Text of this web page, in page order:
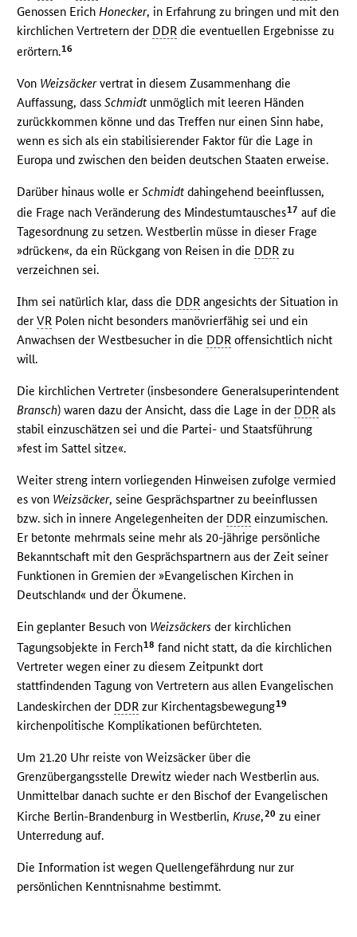
Genossen ErichHonecker, in Erfahrung zu bringen und mit den
kirchlichen Vertretern der DDR die eventuellen Ergebnisse zu
erörtern.16
Von Weizsäckervertrat in diesem Zusammenhang die
Auffassung, dassSchmidt unmöglich mit leeren Händen
zurückkommen könne und das Treffen nur einen Sinn habe,
wenn es sich als ein stabilisierender Faktor für die Lage in
Europa und zwischen den beiden deutschen Staaten erweise.
Darüber hinaus wolle erSchmidt dahingehend beeinflussen,
die Frage nach Veränderung des Mindestumtausches17 auf die
Tagesordnung zu setzen. Westberlin müsse in dieser Frage
»drücken«, da ein Rückgang von Reisen in die DDR zu
verzeichnen sei.
Ihm sei natürlich klar, dass die DDR angesichts der Situation in
derVR Polen nicht besonders manövrierfähig sei und ein
Anwachsen der Westbesucher in die DDR offensichtlich nicht
will.
Die kirchlichen Vertreter (insbesondere Generalsuperintendent
Bransch) waren dazu der Ansicht, dass die Lage in der DDR als
stabil einzuschätzen sei und die Partei- und Staatsführung
»fest im Sattel sitze«.
Weiter streng intern vorliegenden Hinweisen zufolge vermied
es von Weizsäcker, seine Gesprächspartner zu beeinflussen
bzw. sich in innere Angelegenheiten der DDR einzumischen.
Er betonte mehrmals seine mehr als 20-jährige persönliche
Bekanntschaft mit den Gesprächspartnern aus der Zeit seiner
Funktionen in Gremien der »Evangelischen Kirchen in
Deutschland« und der Ökumene.
Ein geplanter Besuch von Weizsäckers der kirchlichen
Tagungsobjekte in Ferch18 fand nicht statt, da die kirchlichen
Vertreter wegen einer zu diesem Zeitpunkt dort
stattfindenden Tagung von Vertretern aus allen Evangelischen
Landeskirchen der DDR zur Kirchentagsbewegung19
kirchenpolitische Komplikationen befürchteten.
Um 21.20 Uhr reiste von Weizsäcker über die
Grenzübergangsstelle Drewitz wieder nach Westberlin aus.
Unmittelbar danach suchte er den Bischof der Evangelischen
Kirche Berlin-Brandenburg in Westberlin, Kruse,20 zu einer
Unterredung auf.
Die Information ist wegen Quellengefährdung nur zur
persönlichen Kenntnisnahme bestimmt.